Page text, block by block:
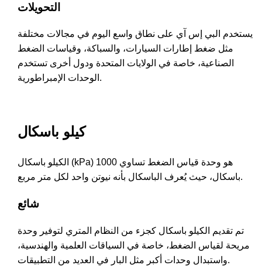
التحويلات
يستخدم البي إس آي على نطاق واسع اليوم في مجالات مختلفة
مثل ضغط إطارات السيارات، والسباكة، وقياسات الضغط
الصناعية، خاصة في الولايات المتحدة ودول أخرى تستخدم
الوحدات الإمبراطورية.
كيلو باسكال
الكيلو باسكال (kPa) هو وحدة قياس الضغط تساوي 1000
باسكال، حيث يُعرف الباسكال بأنه نيوتن واحد لكل متر مربع.
شائع
تم تقديم الكيلو باسكال كجزء من النظام المتري لتوفير وحدة
مريحة لقياس الضغط، خاصة في السياقات العلمية والهندسية،
واستبدال وحدات أكبر مثل البار في العديد من التطبيقات.